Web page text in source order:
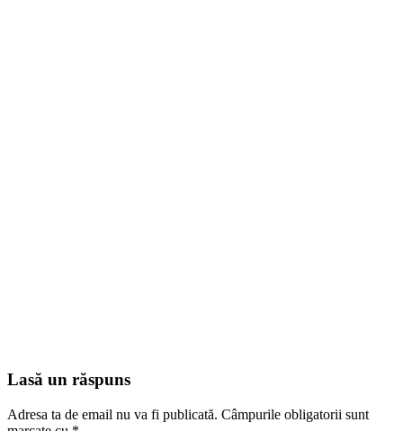
Lasă un răspuns
Adresa ta de email nu va fi publicată. Câmpurile obligatorii sunt